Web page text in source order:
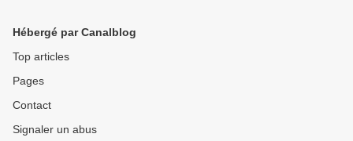
Hébergé par Canalblog
Top articles
Pages
Contact
Signaler un abus